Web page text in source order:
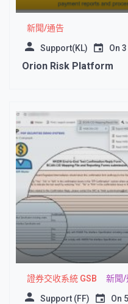
新聞/通告
Support(KL) On 3
Orion Risk Platform
證券交收系統 GSB 新聞/
Support (FF) On